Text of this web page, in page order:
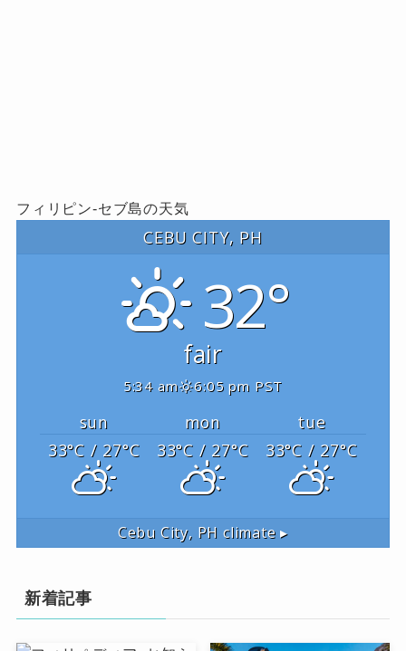
フィリピン-セブ島の天気
CEBU CITY, PH
32°
fair
5:34 am 6:05 pm PST
sun mon
tue
33°C / 27°C 33°C / 27°C 33°C / 27°C
Cebu City, PH climate ▸
新着記事